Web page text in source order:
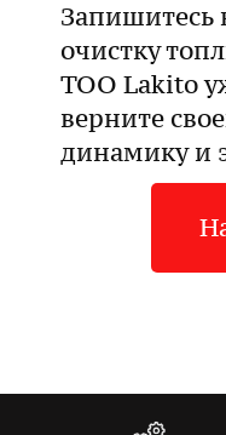
Запишитесь
очистку
ТОО Lakito
верните
динамику и